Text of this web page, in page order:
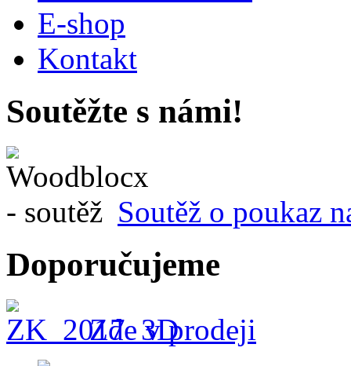
E-shop
Kontakt
Soutěžte s námi!
Soutěž o poukaz
Doporučujeme
Zde v prodeji